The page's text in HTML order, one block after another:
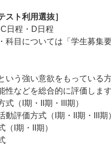
スト利用選抜］
日程・D日程
目については「学生募集
いう強い意欲をもっている
性などを総合的に評価します
式（I期・II期・III期）
動評価方式（I期・II期・III期
（I期・II期）